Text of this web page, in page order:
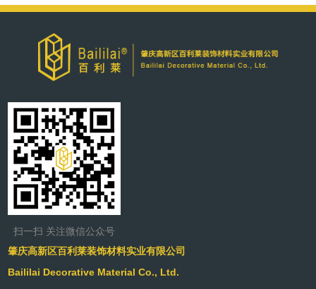
扫一扫 关注微信公众号
肇庆高新区百利莱装饰材料实业有限公司
Baililai Decorative Material Co., Ltd.